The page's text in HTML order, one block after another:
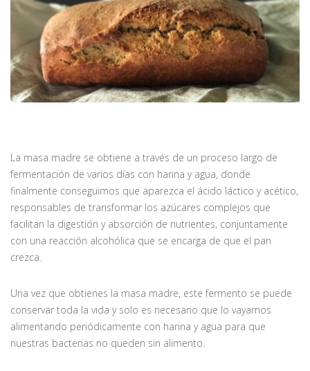
La masa madre se obtiene a través de un proceso largo de
fermentación de varios días con harina y agua, donde
finalmente conseguimos que aparezca el ácido láctico y acético,
responsables de transformar los azúcares complejos que
facilitan la digestión y absorción de nutrientes, conjuntamente
con una reacción alcohólica que se encarga de que el pan
crezca.
Una vez que obtienes la masa madre, este fermento se puede
conservar toda la vida y solo es necesario que lo vayamos
alimentando periódicamente con harina y agua para que
nuestras bacterias no queden sin alimento.